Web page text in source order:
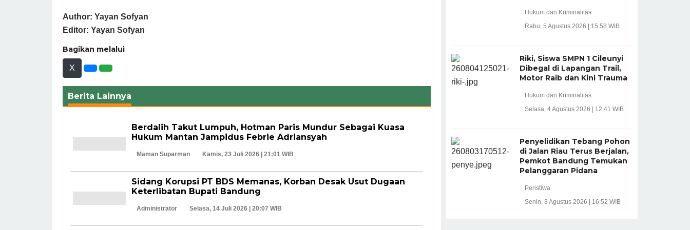
Author: Yayan Sofyan
Editor: Yayan Sofyan
Bagikan melalui
X
Berita Lainnya
Berdalih Takut Lumpuh, Hotman Paris Mundur Sebagai Kuasa
Hukum Mantan Jampidus Febrie Adriansyah
Maman Suparman Kamis, 23 Juli 2026 | 21:01 WIB
Sidang Korupsi PT BDS Memanas, Korban Desak Usut Dugaan
Keterlibatan Bupati Bandung
Administrator Selasa, 14 Juli 2026 | 20:07 WIB
Hukum dan Kriminalitas
Rabu, 5 Agustus 2026 | 15:58 WIB
Riki, Siswa SMPN 1 Cileunyi
Dibegal di Lapangan Trail,
Motor Raib dan Kini Trauma
Hukum dan Kriminalitas
Selasa, 4 Agustus 2026 | 12:41 WIB
Penyelidikan Tebang Pohon
di Jalan Riau Terus Berjalan,
Pemkot Bandung Temukan
Pelanggaran Pidana
Peristiwa
Senin, 3 Agustus 2026 | 16:52 WIB